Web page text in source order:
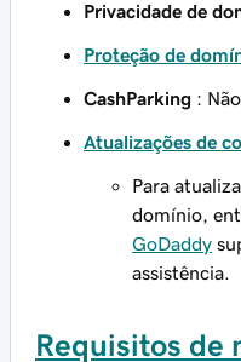
Privacidade de
Proteção de
CashParking :
Atualizações de
Para
domínio,
GoDaddy
assistência.
Requisitos de